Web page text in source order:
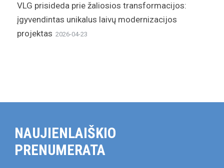
VLG prisideda prie žaliosios transformacijos:
įgyvendintas unikalus laivų modernizacijos
projektas 2026-04-23
NAUJIENLAIŠKIO
PRENUMERATA